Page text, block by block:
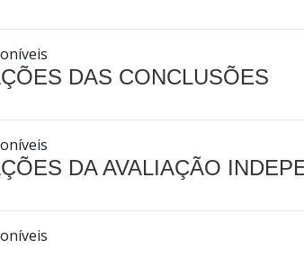
DAS CONCLUSÕES
DA AVALIAÇÃO